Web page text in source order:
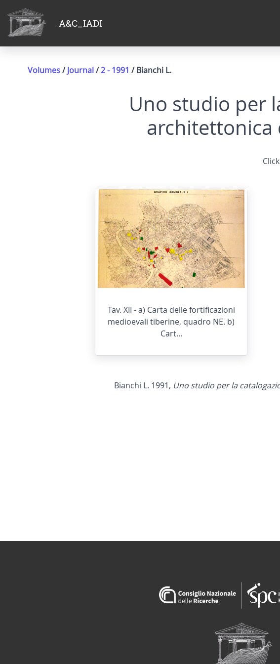
A&C_IADI
Volumes/Journal/2 - 1991 / Bianchi L.
Uno studio per
architettonica
Tav. XII - a) Carta delle fortificazioni
medioevali tiberine, quadro NE. b)
Cart...
Bianchi L. 1991, Uno studio per la